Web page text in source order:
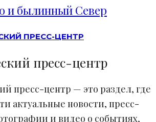
и былинный Север
ПРЕСС-ЦЕНТР
пресс-центр
пресс-центр — это раздел, где
актуальные новости, пресс-
и видео о событиях,